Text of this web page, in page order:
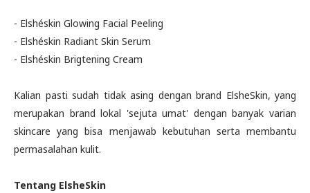
- Elshéskin Glowing Facial Peeling
- Elshéskin Radiant Skin Serum
- Elshéskin Brigtening Cream
Kalian pasti sudah tidak asing dengan brand ElsheSkin, yang
merupakan brand lokal 'sejuta umat' dengan banyak varian
skincare yang bisa menjawab kebutuhan serta membantu
permasalahan kulit.
Tentang ElsheSkin